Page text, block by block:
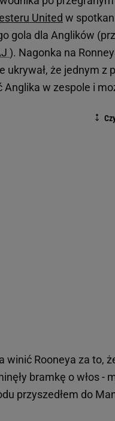
United w
gola dla Anglików
). Nagonka na
ukrywał, że jednym
Anglika w zespole i
winić Rooneya za to,
bramkę o włos
przyszedłem do